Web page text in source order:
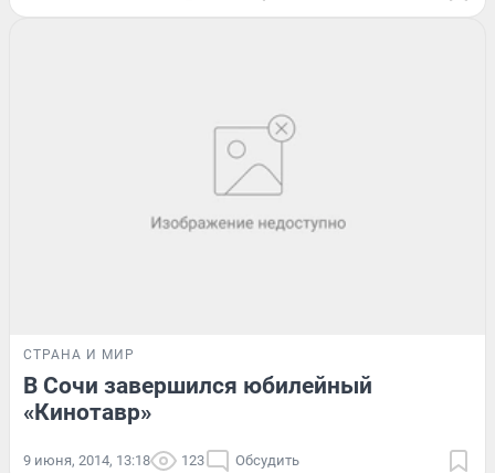
СТРАНА И МИР
В Сочи завершился юбилейный
«Кинотавр»
9 июня, 2014, 13:18 123 Обсудить